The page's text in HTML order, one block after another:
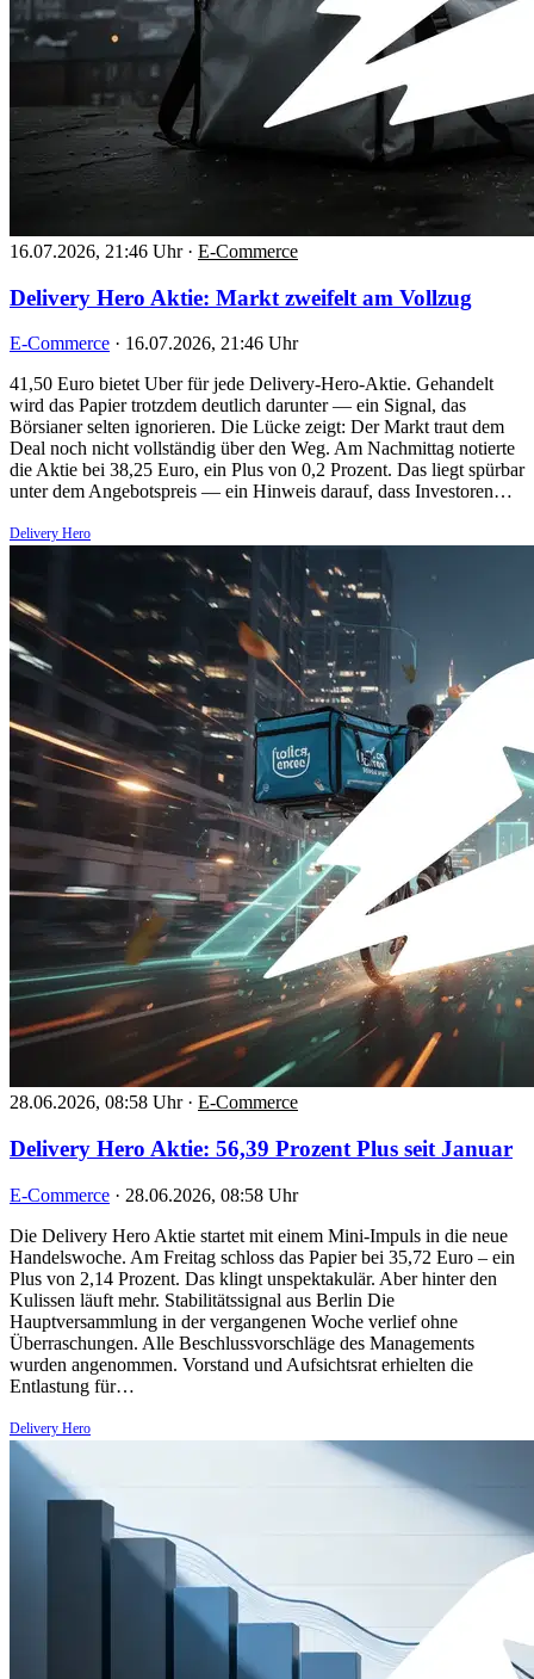
16.07.2026, 21:46 Uhr · E-Commerce
Delivery Hero Aktie: Markt zweifelt am Vollzug
E-Commerce · 16.07.2026, 21:46 Uhr
41,50 Euro bietet Uber für jede Delivery-Hero-Aktie. Gehandelt
wird das Papier trotzdem deutlich darunter — ein Signal, das
Börsianer selten ignorieren. Die Lücke zeigt: Der Markt traut dem
Deal noch nicht vollständig über den Weg. Am Nachmittag notierte
die Aktie bei 38,25 Euro, ein Plus von 0,2 Prozent. Das liegt spürbar
unter dem Angebotspreis — ein Hinweis darauf, dass Investoren…
Delivery Hero
28.06.2026, 08:58 Uhr · E-Commerce
Delivery Hero Aktie: 56,39 Prozent Plus seit Januar
E-Commerce · 28.06.2026, 08:58 Uhr
Die Delivery Hero Aktie startet mit einem Mini-Impuls in die neue
Handelswoche. Am Freitag schloss das Papier bei 35,72 Euro – ein
Plus von 2,14 Prozent. Das klingt unspektakulär. Aber hinter den
Kulissen läuft mehr. Stabilitätssignal aus Berlin Die
Hauptversammlung in der vergangenen Woche verlief ohne
Überraschungen. Alle Beschlussvorschläge des Managements
wurden angenommen. Vorstand und Aufsichtsrat erhielten die
Entlastung für…
Delivery Hero